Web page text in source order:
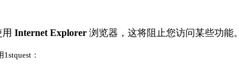
Internet Explorer 浏览器，这将阻止您访问某些功能。
：